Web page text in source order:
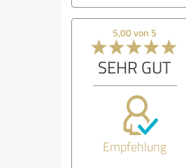
5,00 von 5
SEHR GUT
Empfehlung